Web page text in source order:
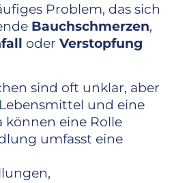
Problem, das sich
Bauchschmerzen,
oder Verstopfung
sind oft unklar, aber
und eine
eine Rolle
umfasst eine